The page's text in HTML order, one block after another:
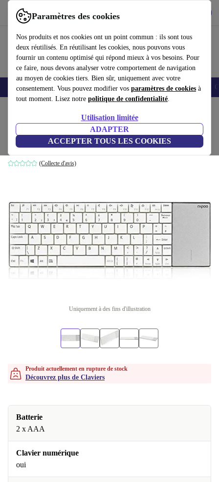
Paramètres des cookies
Nos produits et nos cookies ont un point commun : ils sont tous
deux réutilisés. En réutilisant les cookies, nous pouvons vous
fournir un contenu optimisé qui répond mieux à vos besoins. Pour
ce faire, nous devons analyser votre comportement de navigation
au moyen de cookies tiers. Bien sûr, uniquement avec votre
consentement. Vous pouvez modifier vos paramètres de cookies à
tout moment. Lisez notre politique de confidentialité.
Utilisation limitée
ADAPTER
ACCEPTER TOUS LES COOKIES
Utilisez refurbed rapidement et facilement
Smartphones Laptops Tablettes Montres connectées Accessoires
Rapoo E2710 Sans Fil
Blanc
(Collecte d'avis)
Uniquement à des fins d'illustration
Produit actuellement en rupture de stock
Découvrez plus de Claviers
Batterie
2 x AAA
Clavier numérique
oui